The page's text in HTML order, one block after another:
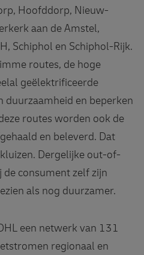
Hoofddorp, Nieuw-
aan de Amstel,
Schiphol en Schiphol-Rijk.
routes, de hoge
geëlektrificeerde
en beperken
routes worden ook de
en beleverd. Dat
Dergelijke out-of-
consument zelf zijn
als nog duurzamer.
een netwerk van 131
regionaal en